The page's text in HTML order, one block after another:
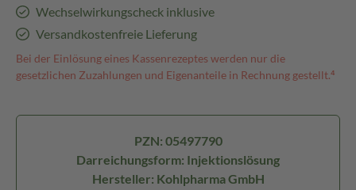
Wechselwirkungscheck inklusive
Versandkostenfreie Lieferung
Bei der Einlösung eines Kassenrezeptes werden nur die
gesetzlichen Zuzahlungen und Eigenanteile in Rechnung gestellt.⁴
PZN: 05497790
Darreichungsform: Injektionslösung
Hersteller: Kohlpharma GmbH